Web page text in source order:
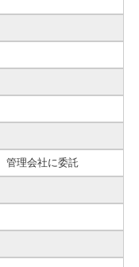
管理会社に委託